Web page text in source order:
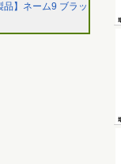
品】ネーム9 ブラッ